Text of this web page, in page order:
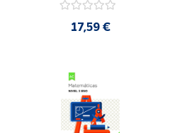
2.
17,59 €